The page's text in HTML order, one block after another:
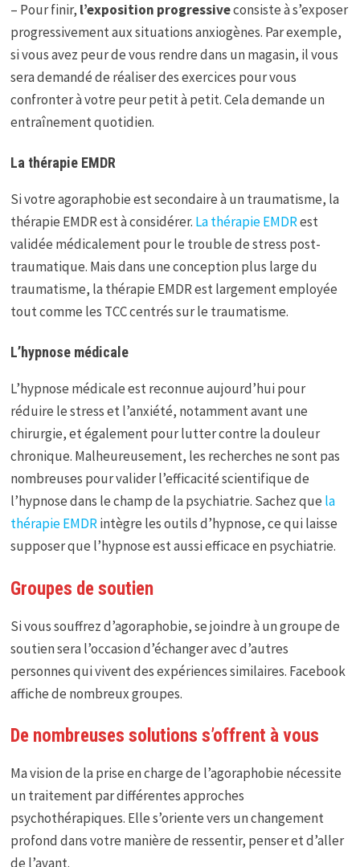
– Pour finir, l’exposition progressiveconsiste à s’exposer
progressivement aux situations anxiogènes. Par exemple,
si vous avez peur de vous rendre dans un magasin, il vous
sera demandé de réaliser des exercices pour vous
confronter à votre peur petit à petit. Cela demande un
entraînement quotidien.
La thérapie EMDR
Si votre agoraphobie est secondaire à un traumatisme, la
thérapie EMDR est à considérer. La thérapie EMDRest
validée médicalement pour le trouble de stress post-
traumatique. Mais dans une conception plus large du
traumatisme, la thérapie EMDR est largement employée
tout comme les TCC centrés sur le traumatisme.
L’hypnose médicale
L’hypnose médicale est reconnue aujourd’hui pour
réduire le stress et l’anxiété, notamment avant une
chirurgie, et également pour lutter contre la douleur
chronique. Malheureusement, les recherches ne sont pas
nombreuses pour valider l’efficacité scientifique de
l’hypnose dans le champ de la psychiatrie. Sachez que la
thérapie EMDRintègre les outils d’hypnose, ce qui laisse
supposer que l’hypnose est aussi efficace en psychiatrie.
Groupes de soutien
Si vous souffrez d’agoraphobie, se joindre à un groupe de
soutien sera l’occasion d’échanger avec d’autres
personnes qui vivent des expériences similaires. Facebook
affiche de nombreux groupes.
De nombreuses solutions s’offrent à vous
Ma vision de la prise en charge de l’agoraphobie nécessite
un traitement par différentes approches
psychothérapiques. Elle s’oriente vers un changement
profond dans votre manière de ressentir, penser et d’aller
de l’avant.